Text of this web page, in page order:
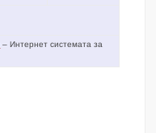
– Интернет системата за